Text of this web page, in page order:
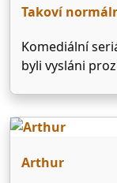
Takoví
Komediální
byli vysláni
normální
velmi svérázný.
Arthur